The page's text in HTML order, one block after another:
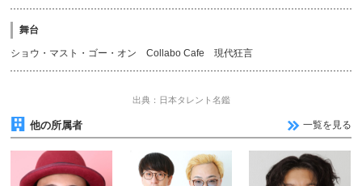
舞台
ショウ・マスト・ゴー・オン Collabo Cafe 現代狂言
出典：日本タレント名鑑
他の所属者 一覧を見る